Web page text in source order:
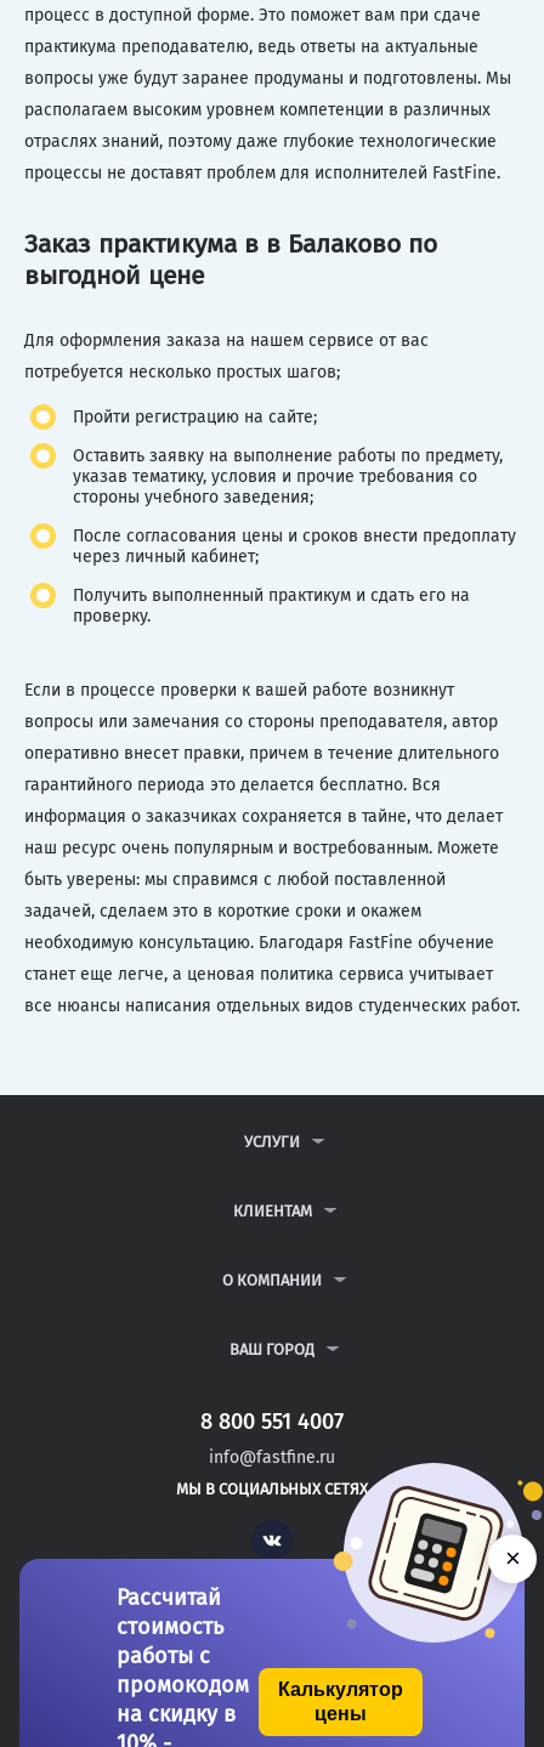
процесс в доступной форме. Это поможет вам при сдаче
практикума преподавателю, ведь ответы на актуальные
вопросы уже будут заранее продуманы и подготовлены. Мы
располагаем высоким уровнем компетенции в различных
отраслях знаний, поэтому даже глубокие технологические
процессы не доставят проблем для исполнителей FastFine.
Заказ практикума в в Балаково по
выгодной цене
Для оформления заказа на нашем сервисе от вас
потребуется несколько простых шагов;
Пройти регистрацию на сайте;
Оставить заявку на выполнение работы по предмету,
указав тематику, условия и прочие требования со
стороны учебного заведения;
После согласования цены и сроков внести предоплату
через личный кабинет;
Получить выполненный практикум и сдать его на
проверку.
Если в процессе проверки к вашей работе возникнут
вопросы или замечания со стороны преподавателя, автор
оперативно внесет правки, причем в течение длительного
гарантийного периода это делается бесплатно. Вся
информация о заказчиках сохраняется в тайне, что делает
наш ресурс очень популярным и востребованным. Можете
быть уверены: мы справимся с любой поставленной
задачей, сделаем это в короткие сроки и окажем
необходимую консультацию. Благодаря FastFine обучение
станет еще легче, а ценовая политика сервиса учитывает
все нюансы написания отдельных видов студенческих работ.
УСЛУГИ
ДИПЛОМНЫЕ РАБОТЫ
РЕФЕРАТЫ
КЛИЕНТАМ
ВОПРОСЫ И ОТВЕТЫ
ПОЛИТИКА КОНФИДЕНЦИАЛЬНОСТИ
О КОМПАНИИ
КОНТАКТЫ
ВАШ ГОРОД
САНКТ-ПЕТЕРБУРГ
ЭНГЕЛЬС
ДЗЕРЖИНСК
8 800 551 4007
info@fastfine.ru
МЫ В СОЦИАЛЬНЫХ СЕТЯХ
Vk
Copyright 2011-2026 FastFine.ru
Рассчитай
стоимость
работы с
промокодом
на скидку в
Калькулятор
цены
×